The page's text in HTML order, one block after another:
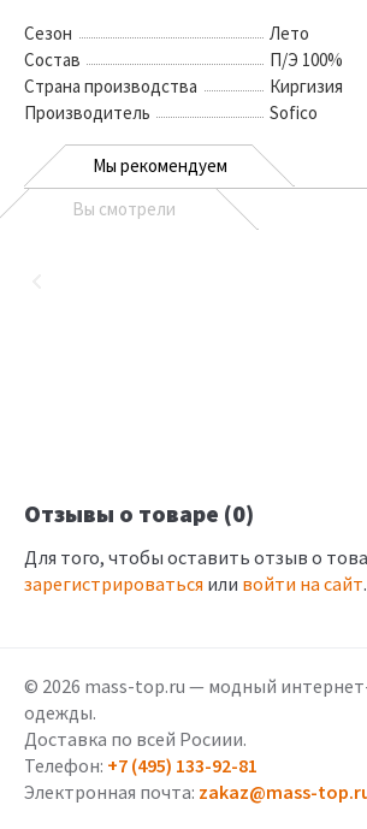
Сезон
Лето
Состав
П/Э 100%
Страна производства
Киргизия
Производитель
Sofico
Мы рекомендуем
Вы смотрели
Отзывы о товаре (0)
Для того, чтобы оставить отзыв о
зарегистрироваться или войти на сайт.
© 2026 mass-top.ru — модный
одежды.
Доставка по всей Росиии.
Телефон: +7 (495) 133-92-81
Электронная почта: zakaz@mass-